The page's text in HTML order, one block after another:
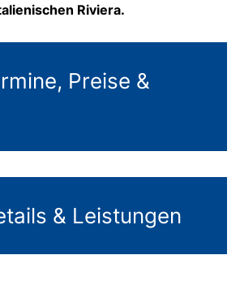
Riviera.
Preise &
& Leistungen